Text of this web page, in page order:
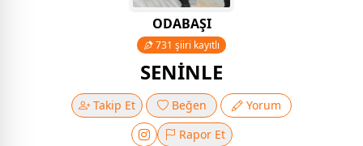
ODABAŞI
731 şiiri kayıtlı
SENİNLE
Takip Et Beğen
Yorum
Rapor Et